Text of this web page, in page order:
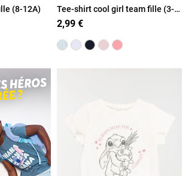
(8-12A)
Tee-shirt cool girl team fille (3-
12A)
2,99 €